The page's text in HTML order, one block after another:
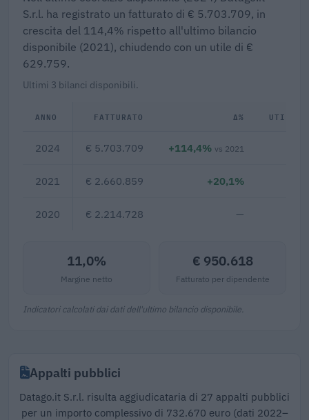
S.r.l. ha registrato un fatturato di € 5.703.709, in
crescita del 114,4% rispetto all'ultimo bilancio
disponibile (2021), chiudendo con un utile di €
629.759.
Ultimi 3 bilanci disponibili.
ANNO FATTURATO Δ% UTILE/
2024 € 5.703.709 +114,4% vs 2021
2021 € 2.660.859 +20,1%
2020 € 2.214.728 —
11,0%
Margine netto
€ 950.618
Fatturato per dipendente
Indicatori calcolati dai dati dell'ultimo bilancio disponibile.
Appalti pubblici
Datago.it S.r.l. risulta aggiudicataria di 27 appalti pubblici
per un importo complessivo di 732.670 euro (dati 2022–